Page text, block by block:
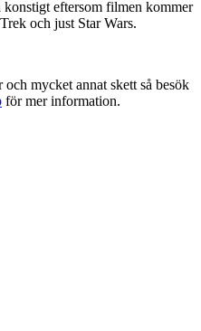
eftersom filmen kommer
och just Star Wars.
mycket annat skett så besök
för mer information.